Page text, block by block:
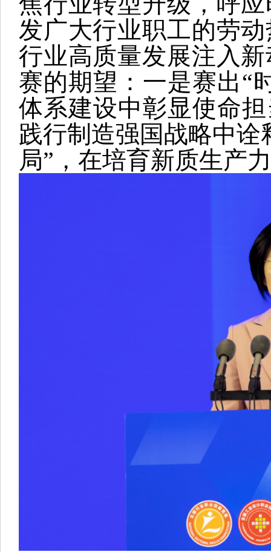
发广大行业职工的劳
行业高质量发展注入
赛的期望：一是赛出“
体系建设中彰显使命
践行制造强国战略中
局”，在培育新质生产